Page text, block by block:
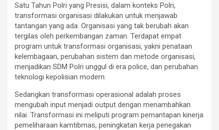
Satu Tahun Polri yang Presisi, dalam konteks Polri,
transformasi organisasi dilakukan untuk menjawab
tantangan yang ada. Organisasi yang tak berubah akan
tergilas oleh perkembangan zaman. Terdapat empat
program untuk transformasi organisasi, yakni penataan
kelembagaan, perubahan sistem dan metode organisasi,
menjadikan SDM Polri unggul di era police, dan perubahan
teknologi kepolisian modern.
Sedangkan transformasi operasional adalah proses
mengubah input menjadi output dengan menambahkan
nilai. Transformasi ini meliputi program pemantapan kinerja
pemeliharaan kamtibmas, peningkatan kerja penegakan